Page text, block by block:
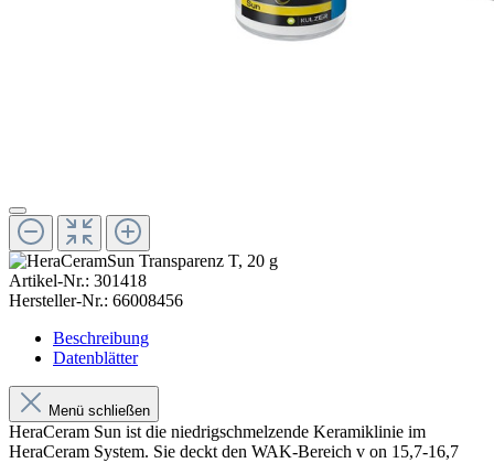
Artikel-Nr.: 301418
Hersteller-Nr.: 66008456
Beschreibung
Datenblätter
Menü schließen
HeraCeram Sun ist die niedrigschmelzende Keramiklinie im
HeraCeram System. Sie deckt den WAK-Bereich v on 15,7-16,7